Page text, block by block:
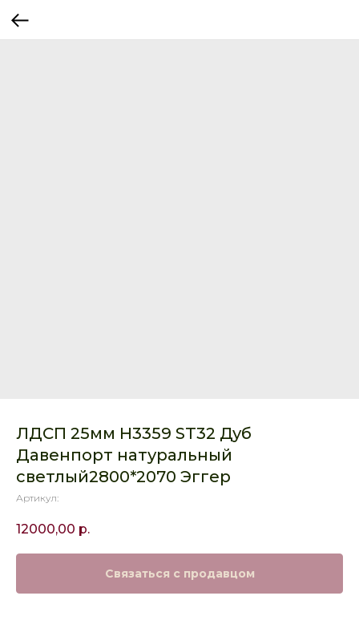
ЛДСП 25мм H3359 ST32 Дуб
Давенпорт натуральный
светлый2800*2070 Эггер
Артикул:
12000,00 р.
Связаться с продавцом